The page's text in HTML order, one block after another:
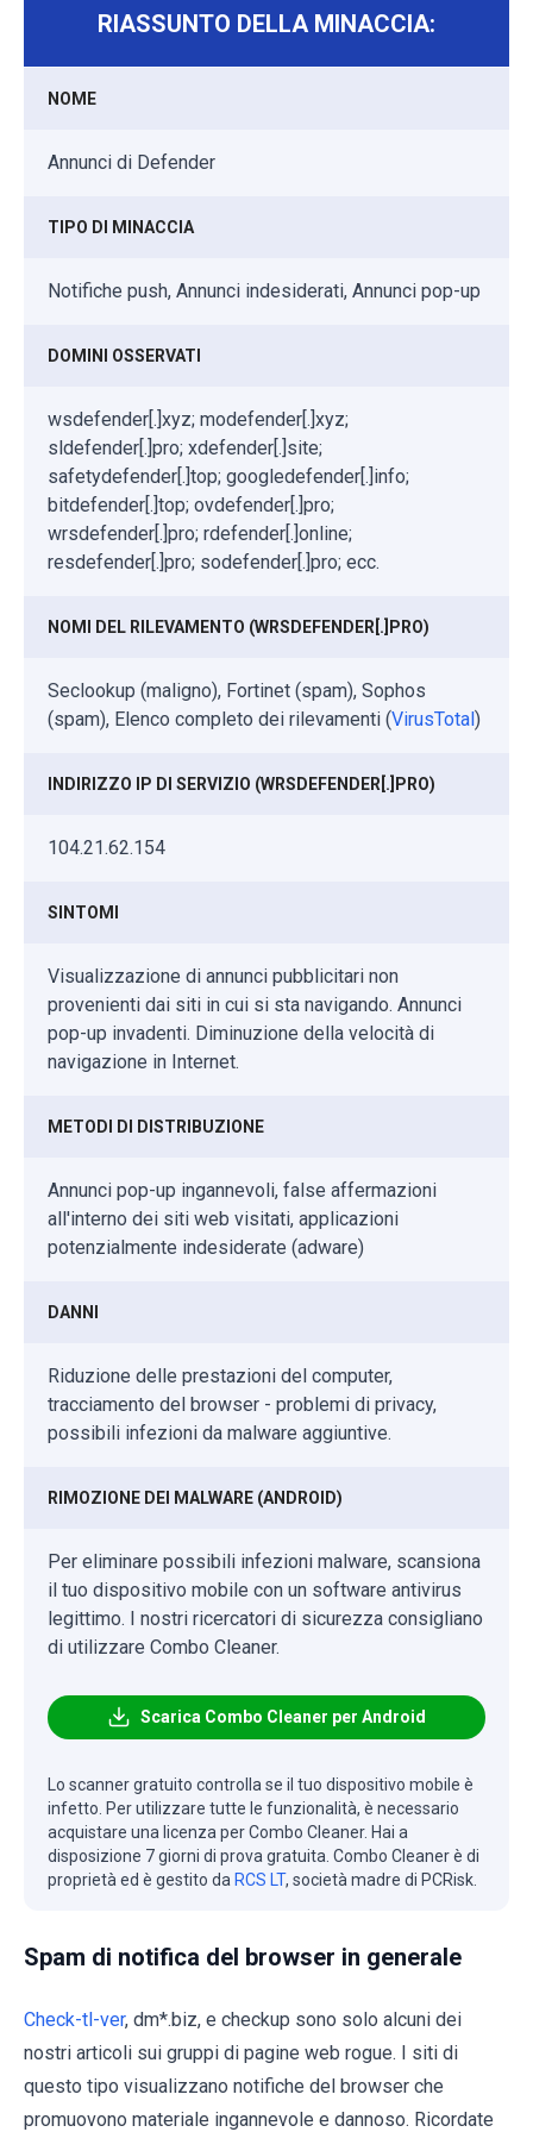
RIASSUNTO DELLA MINACCIA:
NOME
Annunci di Defender
TIPO DI MINACCIA
Notifiche push, Annunci indesiderati, Annunci pop-up
DOMINI OSSERVATI
wsdefender[.]xyz; modefender[.]xyz;
sldefender[.]pro; xdefender[.]site;
safetydefender[.]top; googledefender[.]info;
bitdefender[.]top; ovdefender[.]pro;
wrsdefender[.]pro; rdefender[.]online;
resdefender[.]pro; sodefender[.]pro; ecc.
NOMI DEL RILEVAMENTO (WRSDEFENDER[.]PRO)
Seclookup (maligno), Fortinet (spam), Sophos
(spam), Elenco completo dei rilevamenti (VirusTotal)
INDIRIZZO IP DI SERVIZIO (WRSDEFENDER[.]PRO)
104.21.62.154
SINTOMI
Visualizzazione di annunci pubblicitari non
provenienti dai siti in cui si sta navigando. Annunci
pop-up invadenti. Diminuzione della velocità di
navigazione in Internet.
METODI DI DISTRIBUZIONE
Annunci pop-up ingannevoli, false affermazioni
all'interno dei siti web visitati, applicazioni
potenzialmente indesiderate (adware)
DANNI
Riduzione delle prestazioni del computer,
tracciamento del browser - problemi di privacy,
possibili infezioni da malware aggiuntive.
RIMOZIONE DEI MALWARE (ANDROID)
Per eliminare possibili infezioni malware, scansiona
il tuo dispositivo mobile con un software antivirus
legittimo. I nostri ricercatori di sicurezza consigliano
di utilizzare Combo Cleaner.
Scarica Combo Cleaner per Android
Lo scanner gratuito controlla se il tuo dispositivo mobile è
infetto. Per utilizzare tutte le funzionalità, è necessario
acquistare una licenza per Combo Cleaner. Hai a
disposizione 7 giorni di prova gratuita. Combo Cleaner è di
proprietà ed è gestito da RCS LT, società madre di PCRisk.
Spam di notifica del browser in generale
Check-tl-ver, dm*.biz, e checkup sono solo alcuni dei
nostri articoli sui gruppi di pagine web rogue. I siti di
questo tipo visualizzano notifiche del browser che
promuovono materiale ingannevole e dannoso. Ricordate